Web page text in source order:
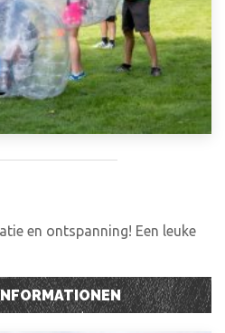
en ontspanning! Een leuke